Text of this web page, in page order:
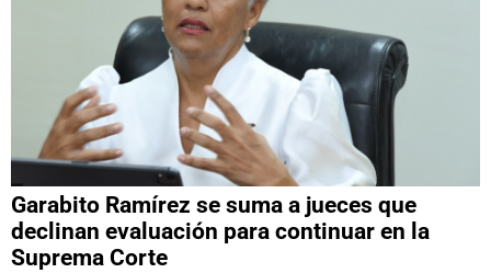
Garabito Ramírez se suma a jueces que
declinan evaluación para continuar en la
Suprema Corte